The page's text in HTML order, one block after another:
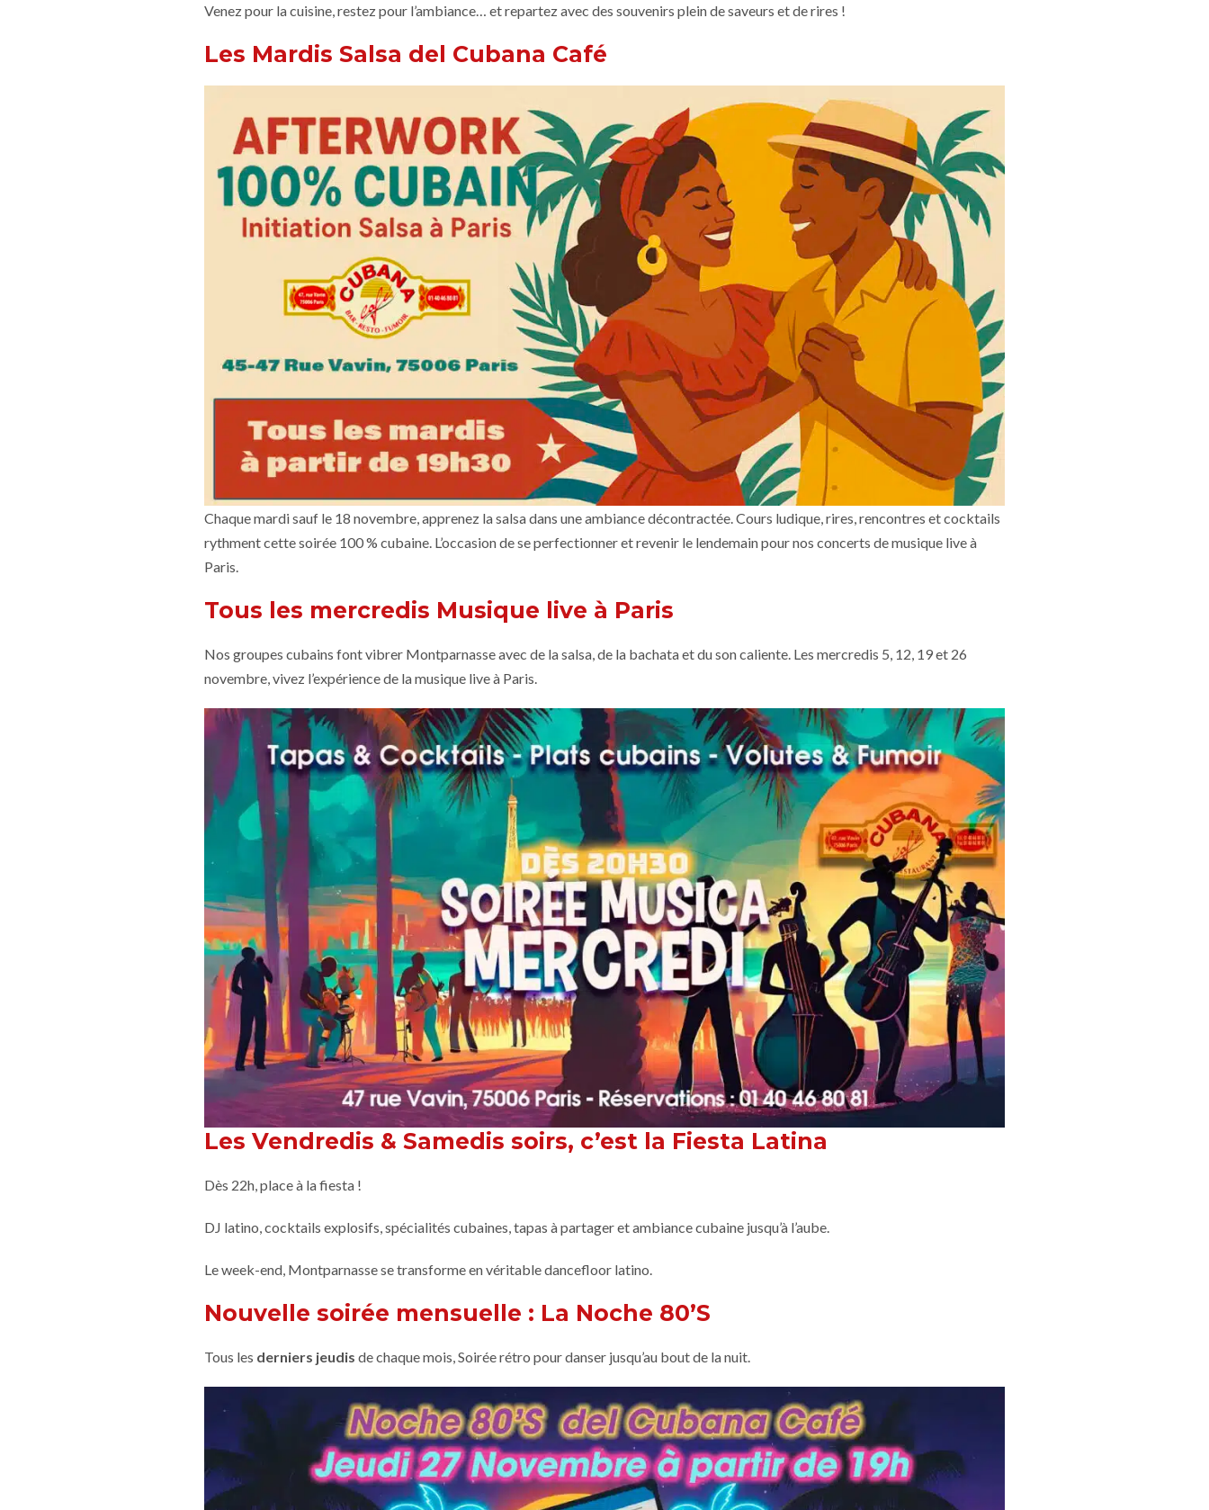
Venez pour la cuisine, restez pour l’ambiance… et repartez avec des souvenirs plein de saveurs et de rires !
Les Mardis Salsa del Cubana Café
Chaque mardi sauf le 18 novembre, apprenez la salsa dans une ambiance décontractée. Cours ludique, rires, rencontres et cocktails
rythment cette soirée 100 % cubaine. L’occasion de se perfectionner et revenir le lendemain pour nos concerts de musique live à
Paris.
Tous les mercredis Musique live à Paris
Nos groupes cubains font vibrer Montparnasse avec de la salsa, de la bachata et du son caliente. Les mercredis 5, 12, 19 et 26
novembre, vivez l’expérience de la musique live à Paris.
Les Vendredis & Samedis soirs, c’est la Fiesta Latina
Dès 22h, place à la fiesta !
DJ latino, cocktails explosifs, spécialités cubaines, tapas à partager et ambiance cubaine jusqu’à l’aube.
Le week-end, Montparnasse se transforme en véritable dancefloor latino.
Nouvelle soirée mensuelle : La Noche 80’S
Tous les derniers jeudis de chaque mois, Soirée rétro pour danser jusqu’au bout de la nuit.